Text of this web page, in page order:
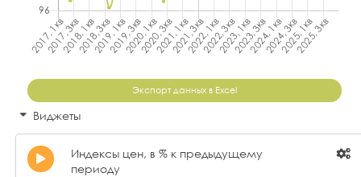
Экспорт данных в Excel
Виджеты
Индексы цен, в % к предыдущему
периоду